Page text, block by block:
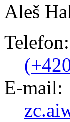
Aleš
Telefon:
E-mail: